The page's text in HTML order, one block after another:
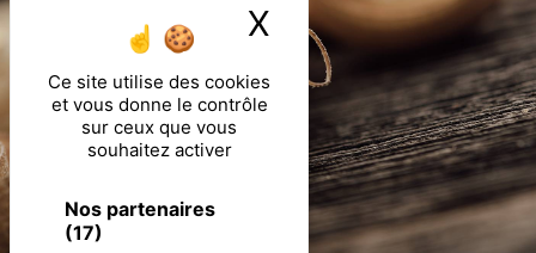
Ce site utilise des cookies
et vous donne le contrôle
sur ceux que vous
souhaitez activer
Nos partenaires
(17)
X Masquer le